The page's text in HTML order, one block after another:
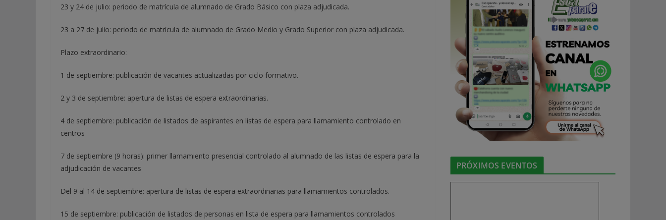
23 y 24 de julio: periodo de matrícula de alumnado de Grado Básico con plaza adjudicada.
23 a 27 de julio: periodo de matrícula de alumnado de Grado Medio y Grado Superior con plaza adjudicada.
Plazo extraordinario:
1 de septiembre: publicación de vacantes actualizadas por ciclo formativo.
2 y 3 de septiembre: apertura de listas de espera extraordinarias.
4 de septiembre: publicación de listados de aspirantes en listas de espera para llamamiento controlado en
centros
7 de septiembre (9 horas): primer llamamiento presencial controlado al alumnado de las listas de espera para la
adjudicación de vacantes
Del 9 al 14 de septiembre: apertura de listas de espera extraordinarias para llamamientos controlados.
15 de septiembre: publicación de listados de personas en lista de espera para llamamientos controlados
PRÓXIMOS EVENTOS